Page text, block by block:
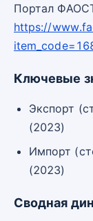
Портал
https://
Ключевые
Экспорт
(2023)
Импорт
(2023)
Сводная